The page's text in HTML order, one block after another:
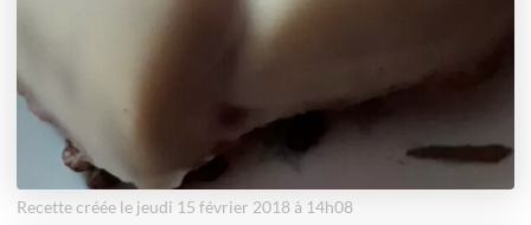
Recette créée le jeudi 15 février 2018 à 14h08